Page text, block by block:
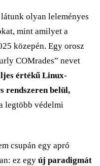
olyan leleményes
mint amilyet a
közepén. Egy orosz
COMrades” nevet
értékű Linux-
rendszeren belül,
legtöbb védelmi
csupán egy apró
ez egy új paradigmát